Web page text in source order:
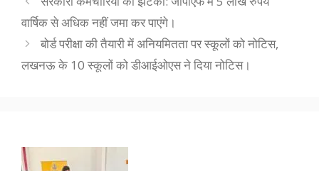
वार्षिक से अधिक नहीं जमा कर पाएंगे।
बोर्ड परीक्षा की तैयारी में अनियमितता पर स्कूलों को नोटिस,
लखनऊ के 10 स्कूलों को डीआईओएस ने दिया नोटिस।